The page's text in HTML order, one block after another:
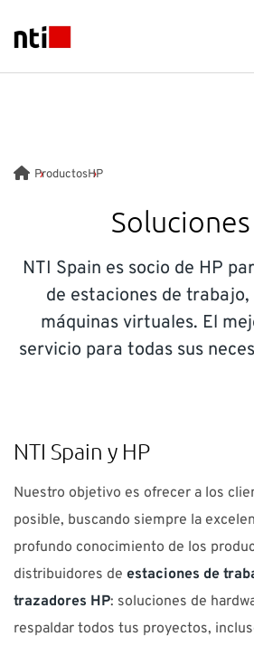
NTI logo
CONSULTORÍA
PRODUCTOS
ACADEMIA
EVENTOS
¿Necesitas ayuda?
Contacto: 91 440 06 40 E-mail:
España NTI Group Brasil
ProductosHP
NTI Spain es socio de HP
de estaciones de
máquinas virtuales. El
servicio para todas sus
NTI Spain y HP
Nuestro objetivo es ofrecer a los
posible, buscando siempre la
profundo conocimiento de los
distribuidores de estaciones de
trazadores HP: soluciones de
respaldar todos tus proyectos,